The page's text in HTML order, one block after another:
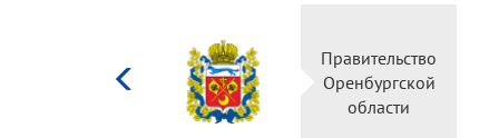
Правительство
Оренбургской
области